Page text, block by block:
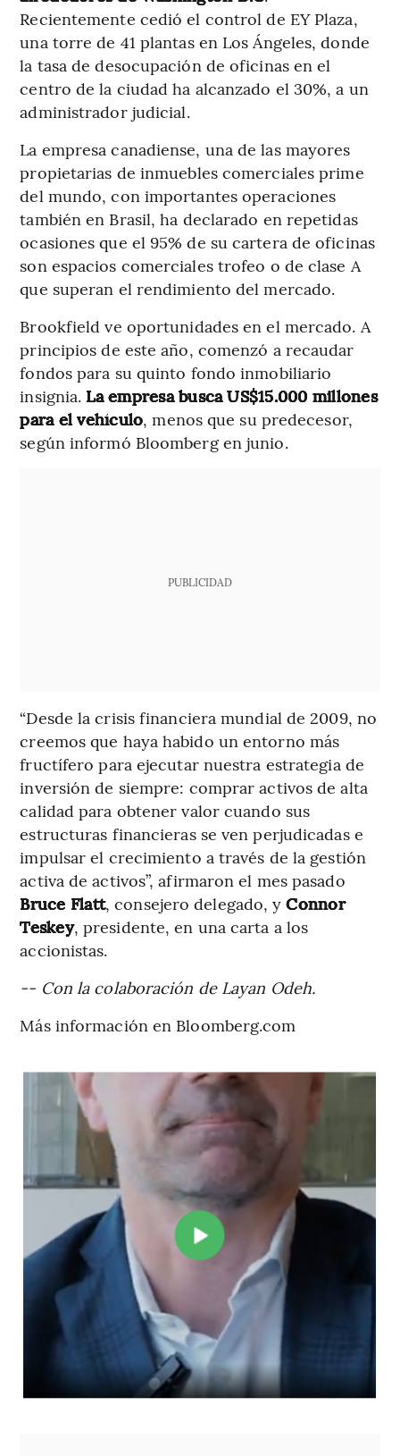
Recientemente cedió el control de EY Plaza,
una torre de 41 plantas en Los Ángeles, donde
la tasa de desocupación de oficinas en el
centro de la ciudad ha alcanzado el 30%, a un
administrador judicial.
La empresa canadiense, una de las mayores
propietarias de inmuebles comerciales prime
del mundo, con importantes operaciones
también en Brasil, ha declarado en repetidas
ocasiones que el 95% de su cartera de oficinas
son espacios comerciales trofeo o de clase A
que superan el rendimiento del mercado.
Brookfield ve oportunidades en el mercado. A
principios de este año, comenzó a recaudar
fondos para su quinto fondo inmobiliario
insignia. La empresa busca US$15.000 millones
para el vehículo, menos que su predecesor,
según informó Bloomberg en junio.
PUBLICIDAD
“Desde la crisis financiera mundial de 2009, no
creemos que haya habido un entorno más
fructífero para ejecutar nuestra estrategia de
inversión de siempre: comprar activos de alta
calidad para obtener valor cuando sus
estructuras financieras se ven perjudicadas e
impulsar el crecimiento a través de la gestión
activa de activos”, afirmaron el mes pasado
Bruce Flatt, consejero delegado, yConnor
Teskey, presidente, en una carta a los
accionistas.
-- Con la colaboración de Layan Odeh.
Más información en Bloomberg.com